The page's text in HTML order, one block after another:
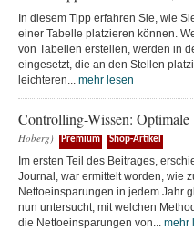
In diesem Tipp erfahren Sie, wie
einer Tabelle platzieren können.
von Tabellen erstellen, werden in
eingesetzt, die an den Stellen
leichteren... mehr lesen
Controlling-Wissen:
Hoberg)
Premium Shop-Artikel
Im ersten Teil des Beitrages,
Journal, war ermittelt worden, wie
Nettoeinsparungen in jedem Jahr
nun untersucht, mit welchen
die Nettoeinsparungen von... mehr